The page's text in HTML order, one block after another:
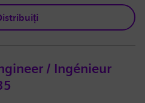
/ Ingénieur